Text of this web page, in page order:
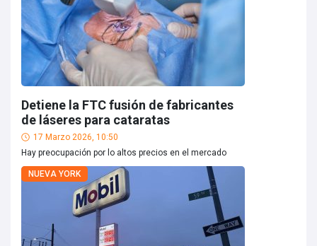
Detiene la FTC fusión de fabricantes
de láseres para cataratas
17 Marzo 2026, 10:50
Hay preocupación por lo altos precios en el mercado
NUEVA YORK